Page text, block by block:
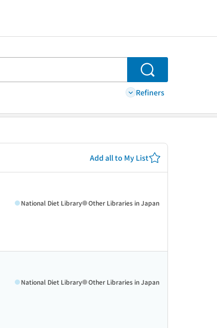
Search
Refiners
Add all to My List
National Diet Library Other Libraries in Japan
National Diet Library Other Libraries in Japan